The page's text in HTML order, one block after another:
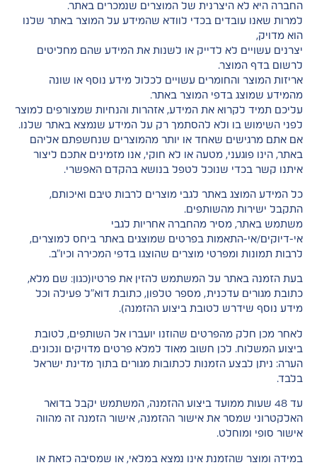
החברה היא לא היצרנית של המוצרים שנמכרים באתר.
למרות שאנו עובדים בכדי לוודא שהמידע על המוצר באתר שלנו
הוא מדויק,
יצרנים עשויים לא לדייק או לשנות את המידע שהם מחליטים
לרשום בדף המוצר.
אריזות המוצר והחומרים עשויים לכלול מידע נוסף או שונה
מהמידע שמוצג בדפי המוצר באתר.
עליכם תמיד לקרוא את המידע, אזהרות והנחיות שמצורפים למוצר
לפני השימוש בו ולא להסתמך רק על המידע שנמצא באתר שלנו.
אם אתם מרגישים שאחד או יותר מהמוצרים שנחשפתם אליהם
באתר, הינו פוגעני, מטעה או לא חוקי, אנו מזמינים אתכם ליצור
איתנו קשר בכדי שנוכל לטפל בנושא בהקדם האפשרי.
כל המידע המוצג באתר לגבי מוצרים לרבות טיבם ואיכותם,
התקבל ישירות מהשותפים.
משתמש באתר, מסיר מהחברה אחריות לגבי
אי-דיוקים/אי-התאמות בפרטים שמוצגים באתר ביחס למוצרים,
לרבות תמונות ומפרטי מוצרים שהוצגו בדפי המכירה וכיו"ב.
בעת הזמנה באתר על המשתמש להזין את פרטיו(כגון: שם מלא,
כתובת מגורים עדכנית, מספר טלפון, כתובת דוא"ל פעילה וכל
מידע נוסף שידרש לטובת ביצוע ההזמנה).
לאחר מכן חלק מהפרטים שהוזנו יועברו אל השותפים, לטובת
ביצוע המשלוח. לכן חשוב מאוד למלא פרטים מדויקים ונכונים.
הערה: ניתן לבצע הזמנות לכתובות מגורים בתוך מדינת ישראל
בלבד.
עד 48 שעות ממועד ביצוע ההזמנה, המשתמש יקבל בדואר
האלקטרוני שמסר את אישור ההזמנה, אישור הזמנה זה מהווה
אישור סופי ומוחלט.
במידה ומוצר שהזמנת אינו נמצא במלאי, או שמסיבה כזאת או